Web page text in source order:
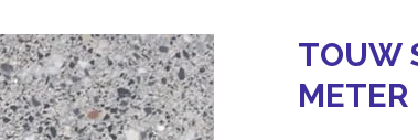
TOUW
METER